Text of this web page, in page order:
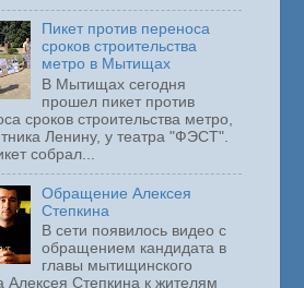
Пикет против переноса
сроков строительства
метро в Мытищах
В Мытищах сегодня
прошел пикет против
сроков строительства метро,
Ленину, у театра "ФЭСТ".
собрал...
Обращение Алексея
Степкина
В сети появилось видео с
обращением кандидата в
главы мытищинского
Алексея Степкина к жителям